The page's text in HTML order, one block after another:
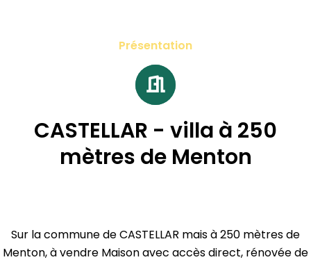
Présentation
CASTELLAR - villa à 250
mètres de Menton
Sur la commune de CASTELLAR mais à 250 mètres de
Menton, à vendre Maison avec accès direct, rénovée de